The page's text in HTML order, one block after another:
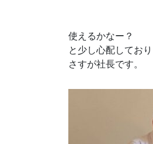
使えるかなー？
と少し心配してお
さすが社長です。